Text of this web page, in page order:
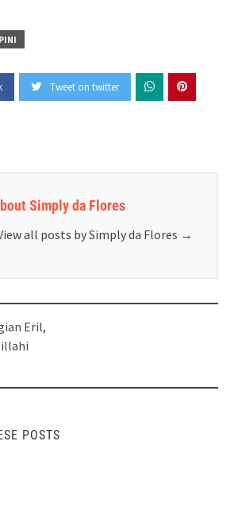
Tweet on twitter
Simply da Flores
all posts by Simply da Flores →
Eril,
POSTS